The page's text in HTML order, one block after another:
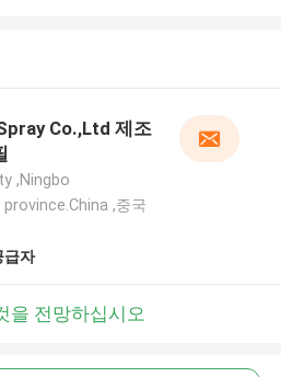
Co.,Ltd 제조
,Ningbo
,중국
급자
을 전망하십시오